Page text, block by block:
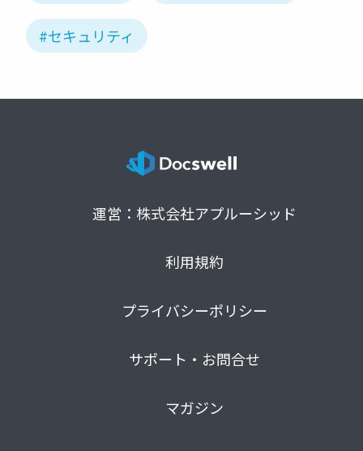
#セキュリティ
運営：株式会社アプルーシッド
利用規約
プライバシーポリシー
サポート・お問合せ
マガジン